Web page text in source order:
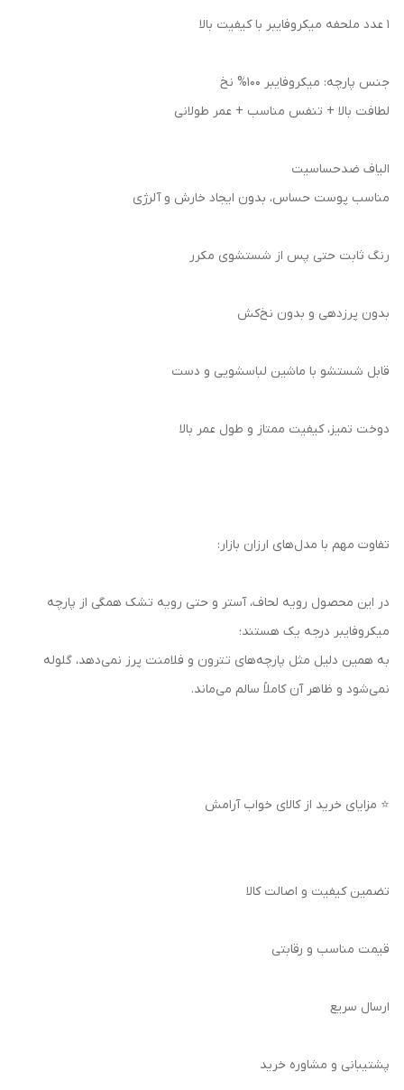
۱ عدد ملحفه میکروفایبر با کیفیت بالا
جنس پارچه: میکروفایبر 100% نخ
لطافت بالا + تنفس مناسب + عمر طولانی
الیاف ضدحساسیت
مناسب پوست حساس، بدون ایجاد خارش و آلرژی
رنگ ثابت حتی پس از شستشوی مکرر
بدون پرزدهی و بدون نخ‌کش
قابل شستشو با ماشین لباسشویی و دست
دوخت تمیز، کیفیت ممتاز و طول عمر بالا
تفاوت مهم با مدل‌های ارزان بازار:
در این محصول رویه لحاف، آستر و حتی رویه تشک همگی از پارچه
میکروفایبر درجه یک هستند؛
به همین دلیل مثل پارچه‌های تترون و فلامنت پرز نمی‌دهد، گلوله
نمی‌شود و ظاهر آن کاملاً سالم می‌ماند.
⭐ مزایای خرید از کالای خواب آرامش
تضمین کیفیت و اصالت کالا
قیمت مناسب و رقابتی
ارسال سریع
پشتیبانی و مشاوره خرید